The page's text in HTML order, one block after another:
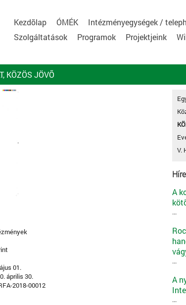
Kezdõlap ÓMÉK Intézményegységek /
Szolgáltatások
Programok Projektjeink
KÖZÖS JÖVÕ
01.
április 30.
2018-00012
V.
A
...
...
A
...